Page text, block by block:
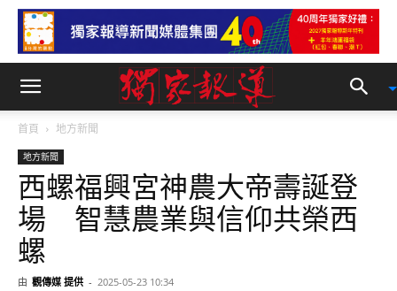
首頁 地方新聞
地方新聞
西螺福興宮神農大帝壽誕登
場 智慧農業與信仰共榮西
螺
由 觀傳媒 提供 - 2025-05-23 10:34